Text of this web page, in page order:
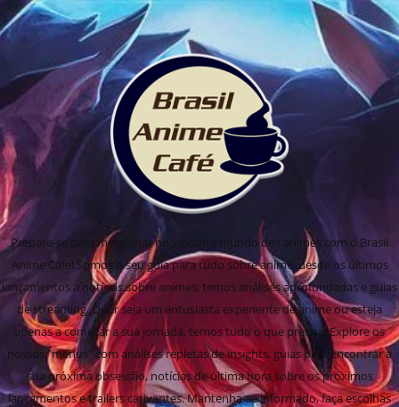
Prepare-se para mergulhar no vibrante mundo dos animes com o Brasil
Anime Cafe! Somos o seu guia para tudo sobre anime, desde os últimos
lançamentos a notícias sobre animes, temos análises aprofundadas e guias
de streaming. Quer seja um entusiasta experiente de anime ou esteja
apenas a começar a sua jornada, temos tudo o que precisa! Explore os
nossos "menus" com análises repletas de insights, guias para encontrar a
sua próxima obsessão, notícias de última hora sobre os próximos
lançamentos e trailers cativantes. Mantenha-se informado, faça escolhas